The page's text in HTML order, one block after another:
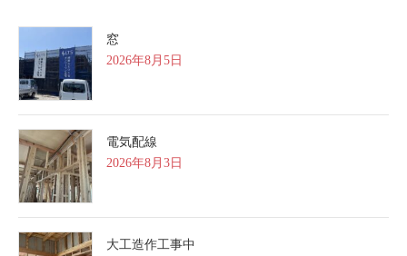
窓
2026年8月5日
電気配線
2026年8月3日
大工造作工事中